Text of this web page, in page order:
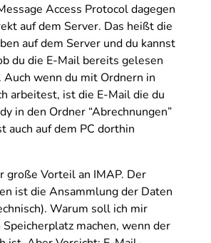
Access Protocol dagegen
auf dem Server. Das heißt die
auf dem Server und du kannst
du die E-Mail bereits gelesen
Auch wenn du mit Ordnern in
arbeitest, ist die E-Mail die du
in den Ordner “Abrechnungen”
auch auf dem PC dorthin
große Vorteil an IMAP. Der
ist die Ansammlung der Daten
Warum soll ich mir
machen, wenn der